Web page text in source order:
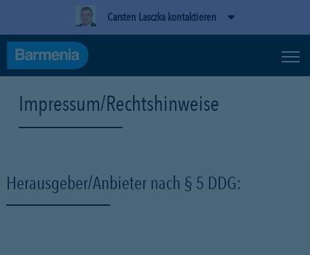
Carsten Lasczka kontaktieren
Impressum/Rechtshinweise
Herausgeber/Anbieter nach § 5 DDG: